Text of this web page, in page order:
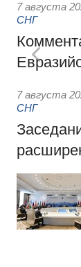
7 августа
СНГ
7 августа
СНГ